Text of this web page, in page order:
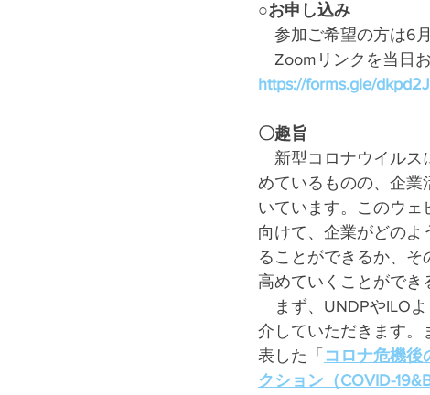
○お申し込み
参加ご希望の方は6月
Zoomリンクを当日
https://forms.gle/
〇趣旨
新型コロナウイルス
めているものの、企業
いています。このウェ
向けて、企業がどのよ
ることができるか、
高めていくことができ
まず、UNDPやILO
介していただきます。
表した「 コロナ危機後
クション（COVID-